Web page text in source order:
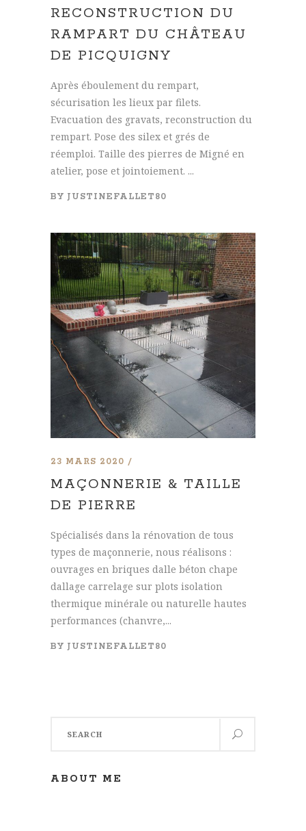
RECONSTRUCTION DU
RAMPART DU CHÂTEAU
DE PICQUIGNY
Après éboulement du rempart,
sécurisation les lieux par filets.
Evacuation des gravats, reconstruction du
rempart. Pose des silex et grés de
réemploi. Taille des pierres de Migné en
atelier, pose et jointoiement. ...
BY JUSTINEFALLET80
23 MARS 2020
MAÇONNERIE & TAILLE
DE PIERRE
Spécialisés dans la rénovation de tous
types de maçonnerie, nous réalisons :
ouvrages en briques dalle béton chape
dallage carrelage sur plots isolation
thermique minérale ou naturelle hautes
performances (chanvre,...
BY JUSTINEFALLET80
ABOUT ME